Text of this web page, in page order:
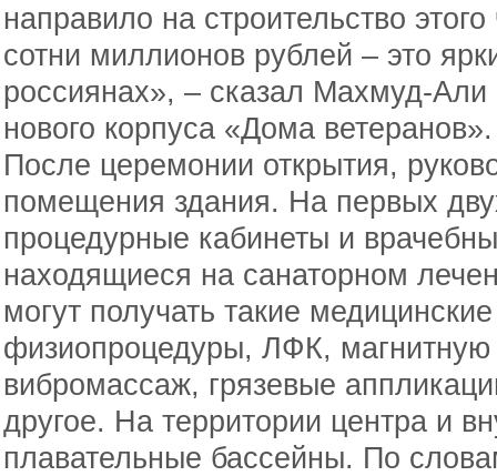
направило на строительство
сотни миллионов рублей – это
россиянах», – сказал Махмуд-
нового корпуса «Дома ветеранов».
После церемонии открытия,
помещения здания. На первых
процедурные кабинеты и
находящиеся на санаторном
могут получать такие
физиопроцедуры, ЛФК, магнитную
вибромассаж, грязевые
другое. На территории центра и
плавательные бассейны. По